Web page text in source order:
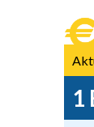
1